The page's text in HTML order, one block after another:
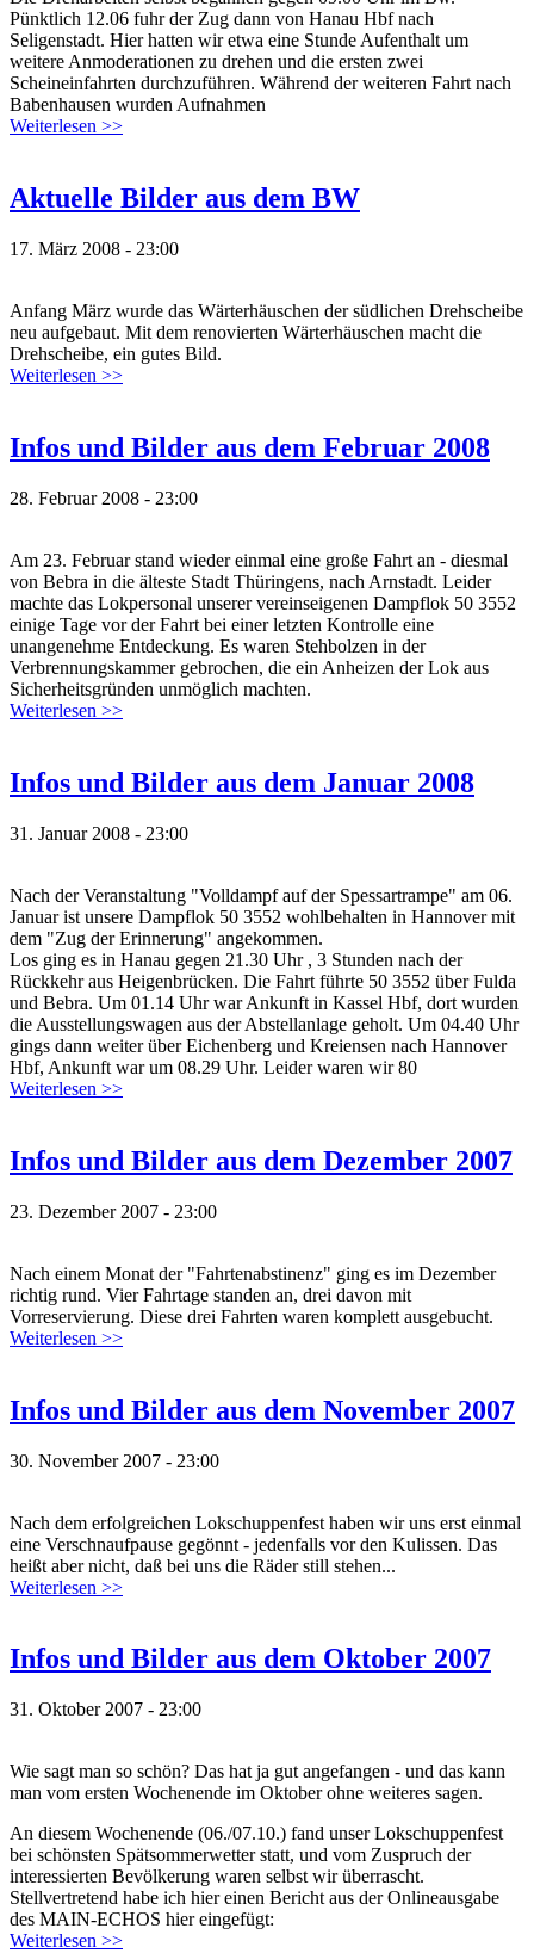
Pünktlich 12.06 fuhr der Zug dann von Hanau Hbf nach
Seligenstadt. Hier hatten wir etwa eine Stunde Aufenthalt um
weitere Anmoderationen zu drehen und die ersten zwei
Scheineinfahrten durchzuführen. Während der weiteren Fahrt nach
Babenhausen wurden Aufnahmen
Weiterlesen >>
Aktuelle Bilder aus dem BW
17. März 2008 - 23:00
Anfang März wurde das Wärterhäuschen der südlichen Drehscheibe
neu aufgebaut. Mit dem renovierten Wärterhäuschen macht die
Drehscheibe, ein gutes Bild.
Weiterlesen >>
Infos und Bilder aus dem Februar 2008
28. Februar 2008 - 23:00
Am 23. Februar stand wieder einmal eine große Fahrt an - diesmal
von Bebra in die älteste Stadt Thüringens, nach Arnstadt. Leider
machte das Lokpersonal unserer vereinseigenen Dampflok 50 3552
einige Tage vor der Fahrt bei einer letzten Kontrolle eine
unangenehme Entdeckung. Es waren Stehbolzen in der
Verbrennungskammer gebrochen, die ein Anheizen der Lok aus
Sicherheitsgründen unmöglich machten.
Weiterlesen >>
Infos und Bilder aus dem Januar 2008
31. Januar 2008 - 23:00
Nach der Veranstaltung "Volldampf auf der Spessartrampe" am 06.
Januar ist unsere Dampflok 50 3552 wohlbehalten in Hannover mit
dem "Zug der Erinnerung" angekommen.
Los ging es in Hanau gegen 21.30 Uhr , 3 Stunden nach der
Rückkehr aus Heigenbrücken. Die Fahrt führte 50 3552 über Fulda
und Bebra. Um 01.14 Uhr war Ankunft in Kassel Hbf, dort wurden
die Ausstellungswagen aus der Abstellanlage geholt. Um 04.40 Uhr
gings dann weiter über Eichenberg und Kreiensen nach Hannover
Hbf, Ankunft war um 08.29 Uhr. Leider waren wir 80
Weiterlesen >>
Infos und Bilder aus dem Dezember 2007
23. Dezember 2007 - 23:00
Nach einem Monat der "Fahrtenabstinenz" ging es im Dezember
richtig rund. Vier Fahrtage standen an, drei davon mit
Vorreservierung. Diese drei Fahrten waren komplett ausgebucht.
Weiterlesen >>
Infos und Bilder aus dem November 2007
30. November 2007 - 23:00
Nach dem erfolgreichen Lokschuppenfest haben wir uns erst einmal
eine Verschnaufpause gegönnt - jedenfalls vor den Kulissen. Das
heißt aber nicht, daß bei uns die Räder still stehen...
Weiterlesen >>
Infos und Bilder aus dem Oktober 2007
31. Oktober 2007 - 23:00
Wie sagt man so schön? Das hat ja gut angefangen - und das kann
man vom ersten Wochenende im Oktober ohne weiteres sagen.
An diesem Wochenende (06./07.10.) fand unser Lokschuppenfest
bei schönsten Spätsommerwetter statt, und vom Zuspruch der
interessierten Bevölkerung waren selbst wir überrascht.
Stellvertretend habe ich hier einen Bericht aus der Onlineausgabe
des MAIN-ECHOS hier eingefügt:
Weiterlesen >>